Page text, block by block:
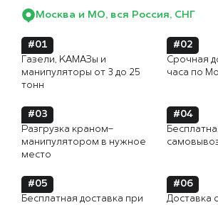
Москва и МО, вся Россия, СНГ
#01
Газели, КАМАЗы и
манипуляторы от 3 до 25
тонн
#02
Срочная
часа по
#03
Разгрузка краном-
манипулятором в нужное
место
#04
#05
Бесплатная доставка при
#06
Доставка